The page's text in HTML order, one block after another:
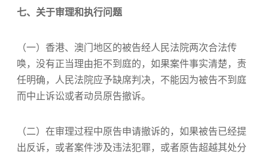
七、关于审理和执行问题
（一）香港、澳门地区的被告经人民法院两次合法传
唤，没有正当理由拒不到庭的，如果案件事实清楚，责
任明确，人民法院应予缺席判决，不能因为被告不到庭
而中止诉讼或者动员原告撤诉。
（二）在审理过程中原告申请撤诉的，如果被告已经提
出反诉，或者案件涉及违法犯罪，或者原告超越其处分